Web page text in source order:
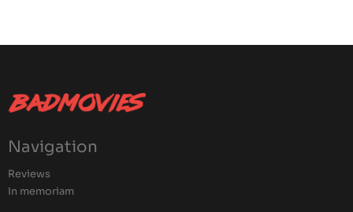
Navigation
Reviews
In memoriam